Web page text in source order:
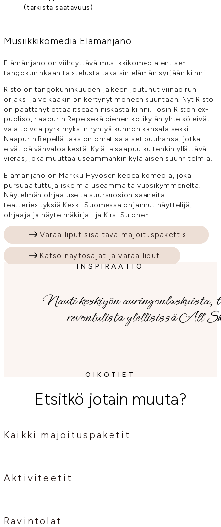
(tarkista saatavuus)
Musiikkikomedia Elämanjano
Elämänjano on viihdyttävä musiikkikomedia entisen
tangokuninkaan taistelusta takaisin elämän syrjään kiinni.
Risto on tangokuninkuuden jälkeen joutunut viinapirun
orjaksi ja velkaakin on kertynyt moneen suuntaan. Nyt Risto
on päättänyt ottaa itseään niskasta kiinni. Tosin Riston ex-
puoliso, naapurin Repe sekä pienen kotikylän yhteisö eivät
vala toivoa pyrkimyksiin ryhtyä kunnon kansalaiseksi.
Naapurin Repellä taas on omat salaiset puuhansa, jotka
eivät päivänvaloa kestä. Kylälle saapuu kuitenkin yllättävä
vieras, joka muuttaa useammankin kyläläisen suunnitelmia.
Elämänjano on Markku Hyvösen kepeä komedia, joka
pursuaa tuttuja iskelmiä useammalta vuosikymmeneltä.
Näytelmän ohjaa useita suursuosion saaneita
teatteriesityksiä Keski-Suomessa ohjannut näyttelijä,
ohjaaja ja näytelmäkirjailija Kirsi Sulonen.
Varaa liput sisältävä majoituspakettisi
Katso näytösajat ja varaa liput
INSPIRAATIO
Nauti keskiyön auringonlaskuista,
revontulista ylellisissä All
OIKOTIET
Etsitkö jotain muuta?
Kaikki majoituspaketit
Aktiviteetit
Ravintolat